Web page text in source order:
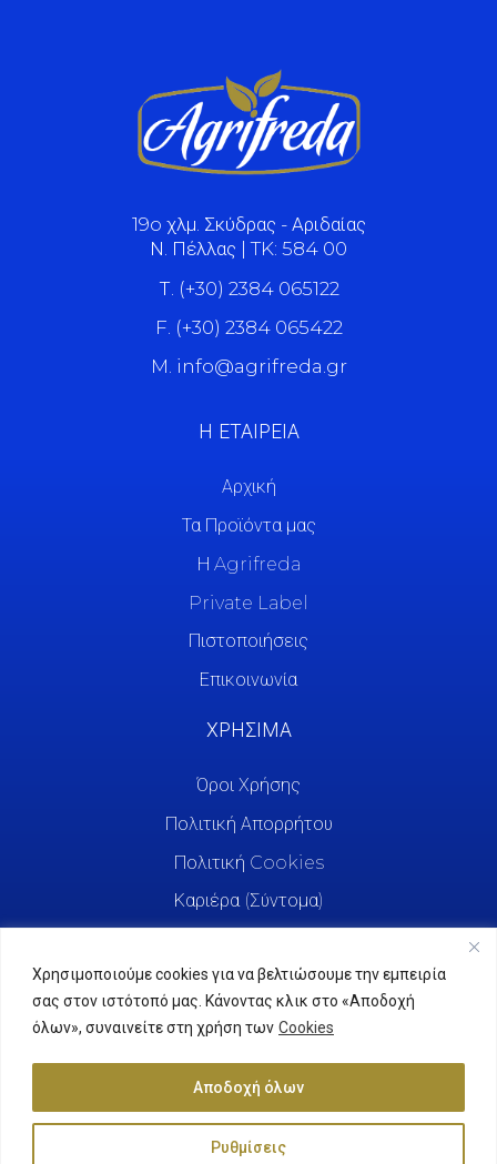
Χρησιμοποιούμε cookies για να βελτιώσουμε την εμπειρία
σας στον ιστότοπό μας. Κάνοντας κλικ στο «Αποδοχή
όλων», συναινείτε στη χρήση των Cookies
Ρυθμίσεις
Αποδοχή όλων
19o χλμ. Σκύδρας - Αριδαίας
Ν. Πέλλας | TK: 584 00
Τ. (+30) 2384 065122
F. (+30) 2384 065422
M. info@agrifreda.gr
Η ΕΤΑΙΡΕΙΑ
Αρχική
Τα Προϊόντα μας
Η Agrifreda
Private Label
Πιστοποιήσεις
Επικοινωνία
ΧΡΗΣΙΜΑ
Όροι Χρήσης
Πολιτική Απορρήτου
Πολιτική Cookies
Καριέρα (Σύντομα)